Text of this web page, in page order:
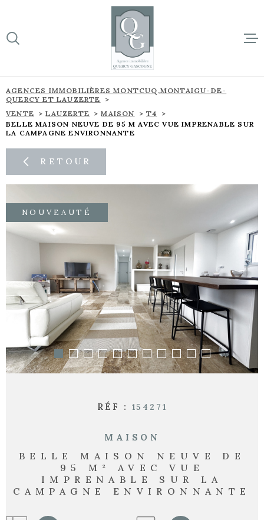
lamenu
contenu
L'ÉQUIPE
CONTACT
AGENCES IMMOBILIÈRES MONTCUQ,MONTAIGU-DE-
QUERCY ET LAUZERTE
VENTE
LAUZERTE MAISON
T4
BELLE MAISON NEUVE DE 95 M AVEC VUE IMPRENABLE SUR
LA CAMPAGNE ENVIRONNANTE
RETOUR
NOUVEAUTÉ
RÉF : 154271
MAISON
BELLE MAISON NEUVE DE
95 M² AVEC VUE
IMPRENABLE SUR LA
CAMPAGNE ENVIRONNANTE
VOTRE
RECHERCHE
D'OFFRE
VENTE
RECHERCHER